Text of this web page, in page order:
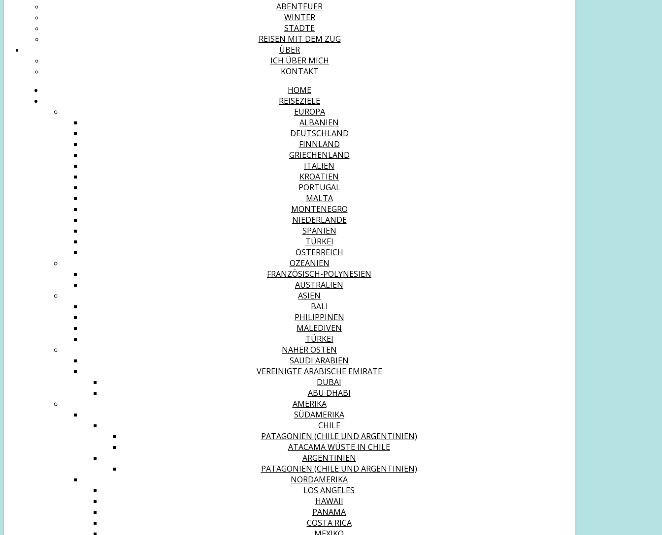
ABENTEUER
WINTER
STÄDTE
REISEN MIT DEM ZUG
ÜBER
ICH ÜBER MICH
KONTAKT
HOME
REISEZIELE
EUROPA
ALBANIEN
DEUTSCHLAND
FINNLAND
GRIECHENLAND
ITALIEN
KROATIEN
PORTUGAL
MALTA
MONTENEGRO
NIEDERLANDE
SPANIEN
TÜRKEI
ÖSTERREICH
OZEANIEN
FRANZÖSISCH-POLYNESIEN
AUSTRALIEN
ASIEN
BALI
PHILIPPINEN
MALEDIVEN
TÜRKEI
NAHER OSTEN
SAUDI ARABIEN
VEREINIGTE ARABISCHE EMIRATE
DUBAI
ABU DHABI
AMERIKA
SÜDAMERIKA
CHILE
PATAGONIEN (CHILE UND ARGENTINIEN)
ATACAMA WÜSTE IN CHILE
ARGENTINIEN
PATAGONIEN (CHILE UND ARGENTINIEN)
NORDAMERIKA
LOS ANGELES
HAWAII
PANAMA
COSTA RICA